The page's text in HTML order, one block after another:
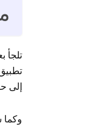
تلجأ
إلى
وكما